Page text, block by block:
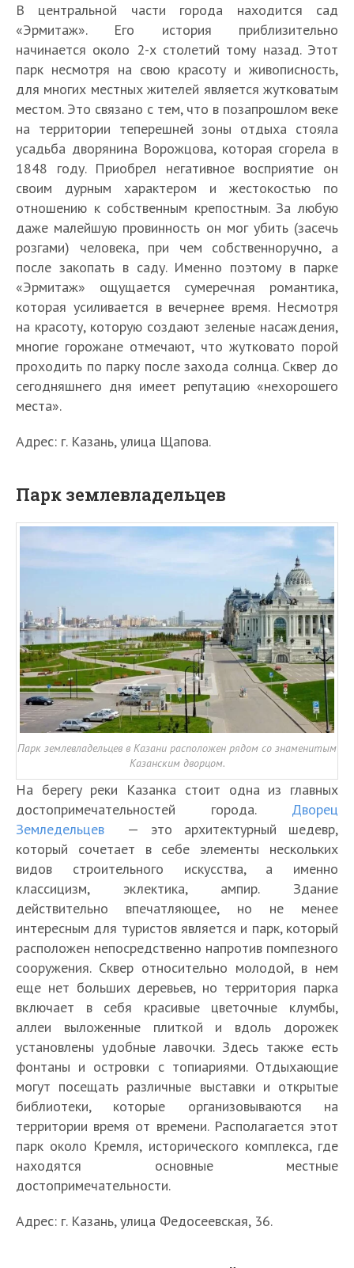
В центральной части города находится сад
«Эрмитаж». Его история приблизительно
начинается около 2-х столетий тому назад. Этот
парк несмотря на свою красоту и живописность,
для многих местных жителей является жутковатым
местом. Это связано с тем, что в позапрошлом веке
на территории теперешней зоны отдыха стояла
усадьба дворянина Ворожцова, которая сгорела в
1848 году. Приобрел негативное восприятие он
своим дурным характером и жестокостью по
отношению к собственным крепостным. За любую
даже малейшую провинность он мог убить (засечь
розгами) человека, при чем собственноручно, а
после закопать в саду. Именно поэтому в парке
«Эрмитаж» ощущается сумеречная романтика,
которая усиливается в вечернее время. Несмотря
на красоту, которую создают зеленые насаждения,
многие горожане отмечают, что жутковато порой
проходить по парку после захода солнца. Сквер до
сегодняшнего дня имеет репутацию «нехорошего
места».
Адрес: г. Казань, улица Щапова.
Парк землевладельцев
Парк землевладельцев в Казани расположен рядом со знаменитым
Казанским дворцом.
На берегу реки Казанка стоит одна из главных
достопримечательностей города. Дворец
Земледельцев
— это архитектурный шедевр,
который сочетает в себе элементы нескольких
видов строительного искусства, а именно
классицизм, эклектика, ампир. Здание
действительно впечатляющее, но не менее
интересным для туристов является и парк, который
расположен непосредственно напротив помпезного
сооружения. Сквер относительно молодой, в нем
еще нет больших деревьев, но территория парка
включает в себя красивые цветочные клумбы,
аллеи выложенные плиткой и вдоль дорожек
установлены удобные лавочки. Здесь также есть
фонтаны и островки с топиариями. Отдыхающие
могут посещать различные выставки и открытые
библиотеки, которые организовываются на
территории время от времени. Располагается этот
парк около Кремля, исторического комплекса, где
находятся основные местные
достопримечательности.
Адрес: г. Казань, улица Федосеевская, 36.